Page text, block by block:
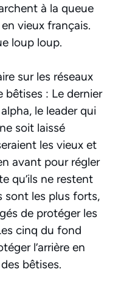
à la queue
vieux français.
loup loup.
sur les réseaux
bêtises : Le dernier
le leader qui
soit laissé
les vieux et
avant pour régler
qu’ils ne restent
sont les plus forts,
de protéger les
cinq du fond
l’arrière en
bêtises.